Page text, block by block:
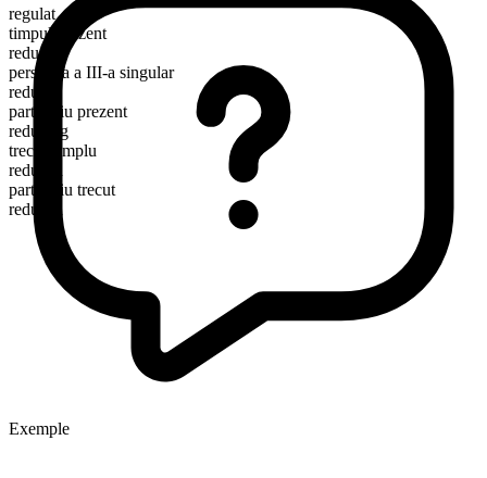
regulat
timpul prezent
reduce
persoana a III-a singular
reduces
participiu prezent
reducing
trecut simplu
reduced
participiu trecut
reduced
Exemple